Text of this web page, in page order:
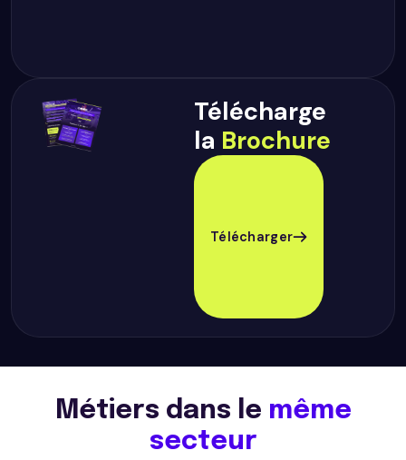
Télécharge
la Brochure
Télécharger
Métiers dans le même
secteur